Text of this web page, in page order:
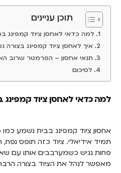
תוכן עניינים
למה כדאי לאחסן ציוד קמפינג
איך לאחסן ציוד קמפינג בצורה
תנאי אחסון – הפרמטר שרוב
לסיכום
למה כדאי לאחסן ציוד קמפינג
אחסון ציוד קמפינג בבית נשמע
תמיד אידיאלי. ציוד כזה תופס נפח,
פחות נגיש כשמערבבים אותו עם
מאפשר לנהל את הציוד בצורה הרבה